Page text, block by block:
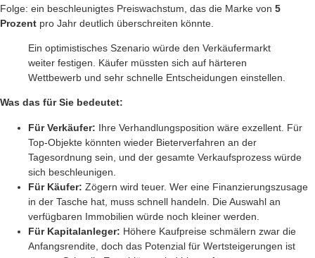
Folge: ein beschleunigtes Preiswachstum, das die Marke von 5
Prozent pro Jahr deutlich überschreiten könnte.
Ein optimistisches Szenario würde den Verkäufermarkt
weiter festigen. Käufer müssten sich auf härteren
Wettbewerb und sehr schnelle Entscheidungen einstellen.
Was das für Sie bedeutet:
Für Verkäufer: Ihre Verhandlungsposition wäre exzellent. Für
Top-Objekte könnten wieder Bieterverfahren an der
Tagesordnung sein, und der gesamte Verkaufsprozess würde
sich beschleunigen.
Für Käufer: Zögern wird teuer. Wer eine Finanzierungszusage
in der Tasche hat, muss schnell handeln. Die Auswahl an
verfügbaren Immobilien würde noch kleiner werden.
Für Kapitalanleger: Höhere Kaufpreise schmälern zwar die
Anfangsrendite, doch das Potenzial für Wertsteigerungen ist